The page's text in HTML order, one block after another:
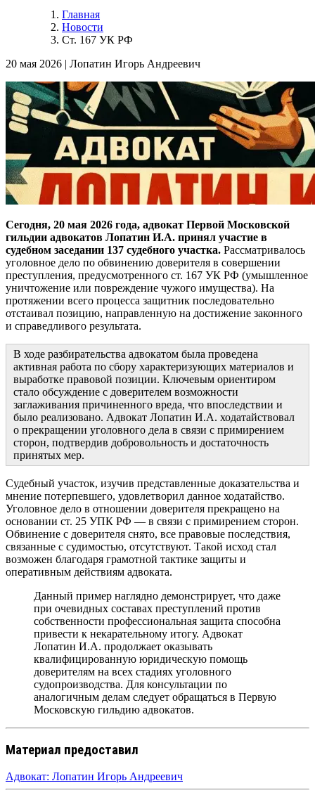
Главная
Новости
Ст. 167 УК РФ
20 мая 2026 | Лопатин Игорь Андреевич
Сегодня, 20 мая 2026 года, адвокат Первой Московской
гильдии адвокатов Лопатин И.А. принял участие в
судебном заседании 137 судебного участка. Рассматривалось
уголовное дело по обвинению доверителя в совершении
преступления, предусмотренного ст. 167 УК РФ (умышленное
уничтожение или повреждение чужого имущества). На
протяжении всего процесса защитник последовательно
отстаивал позицию, направленную на достижение законного
и справедливого результата.
В ходе разбирательства адвокатом была проведена
активная работа по сбору характеризующих материалов и
выработке правовой позиции. Ключевым ориентиром
стало обсуждение с доверителем возможности
заглаживания причиненного вреда, что впоследствии и
было реализовано. Адвокат Лопатин И.А. ходатайствовал
о прекращении уголовного дела в связи с примирением
сторон, подтвердив добровольность и достаточность
принятых мер.
Судебный участок, изучив представленные доказательства и
мнение потерпевшего, удовлетворил данное ходатайство.
Уголовное дело в отношении доверителя прекращено на
основании ст. 25 УПК РФ — в связи с примирением сторон.
Обвинение с доверителя снято, все правовые последствия,
связанные с судимостью, отсутствуют. Такой исход стал
возможен благодаря грамотной тактике защиты и
оперативным действиям адвоката.
Данный пример наглядно демонстрирует, что даже
при очевидных составах преступлений против
собственности профессиональная защита способна
привести к некарательному итогу. Адвокат
Лопатин И.А. продолжает оказывать
квалифицированную юридическую помощь
доверителям на всех стадиях уголовного
судопроизводства. Для консультации по
аналогичным делам следует обращаться в Первую
Московскую гильдию адвокатов.
Материал предоставил
Адвокат: Лопатин Игорь Андреевич